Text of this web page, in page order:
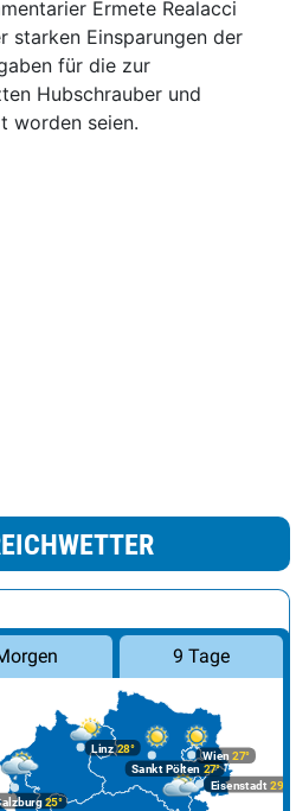
Ermete Realacci
starken Einsparungen der
für die zur
Hubschrauber und
worden seien.
9 Tage
Linz28°
25°
Wien 27°
Eisenstadt 29°
Sankt Pölten 27°